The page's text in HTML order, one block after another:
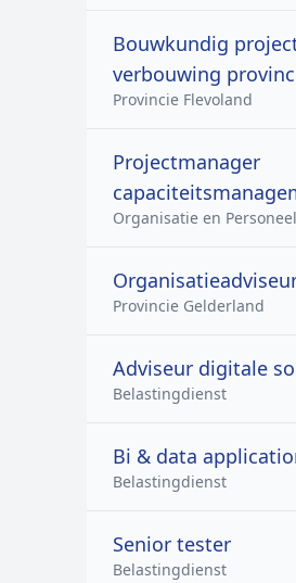
Bouwkundig
verbouwing
Provincie Flevoland
Projectmanager
Organisatie en
Provincie Gelderland
Adviseur digitale
Belastingdienst
Bi & data
Belastingdienst
Senior tester
Belastingdienst